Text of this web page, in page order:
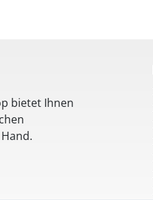
bietet Ihnen